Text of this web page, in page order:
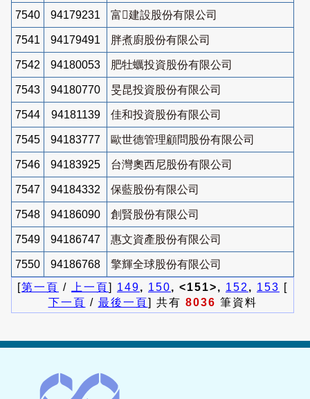
7540 94179231 富建設股份有限公司
7541 94179491 胖煮廚股份有限公司
7542 94180053 肥牡蠣投資股份有限公司
7543 94180770 旻昆投資股份有限公司
7544 94181139 佳和投資股份有限公司
7545 94183777 歐世德管理顧問股份有限公司
7546 94183925 台灣奧西尼股份有限公司
7547 94184332 保藍股份有限公司
7548 94186090 創賢股份有限公司
7549 94186747 惠文資產股份有限公司
7550 94186768
擎輝全球股份有限公司
[第一頁 / 上一頁] 149, 150, <151>, 152 , 153 [
下一頁 / 最後一頁] 共有 8036 筆資料